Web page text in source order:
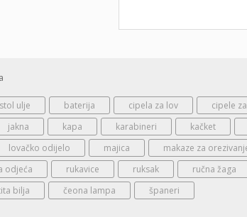
ulje baterija cipela za lov cipele
jakna kapa karabineri kačket
lovačko odijelo majica makaze za
odjeća rukavice ruksak ručna žaga
bilja čeona lampa španeri